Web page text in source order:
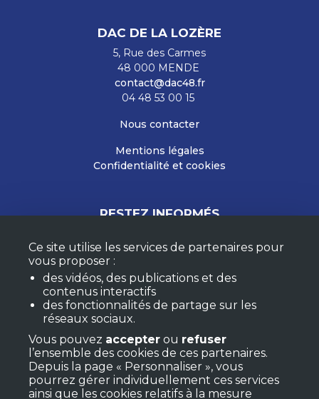
DAC DE LA LOZÈRE
5, Rue des Carmes
48 000 MENDE
contact@dac48.fr
04 48 53 00 15
Nous contacter
Mentions légales
Confidentialité et cookies
RESTEZ INFORMÉS
M'ABONNER À LA NEWSLETTER
MON COMPTE
F.A.Q.
Ce site utilise les services de partenaires pour
vous proposer :
des vidéos, des publications et des
contenus interactifs
des fonctionnalités de partage sur les
réseaux sociaux.
Vous pouvez accepter ou refuser
l’ensemble des cookies de ces partenaires.
Depuis la page « Personnaliser », vous
pourrez gérer individuellement ces services
ainsi que les cookies relatifs à la mesure